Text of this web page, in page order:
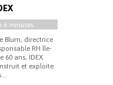
6 minutes
Blum, directrice
RH Île-
60 ans, IDEX
et exploite